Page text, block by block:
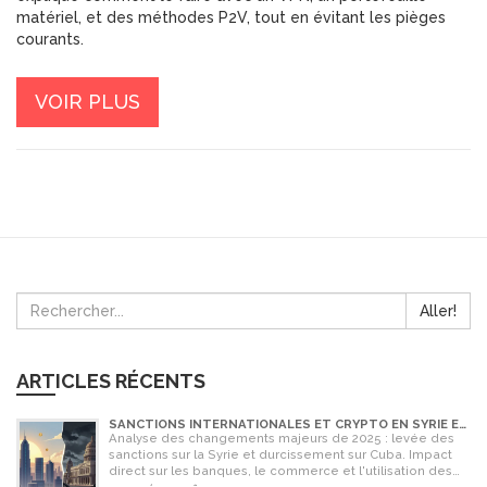
matériel, et des méthodes P2V, tout en évitant les pièges
courants.
VOIR PLUS
Aller!
ARTICLES RÉCENTS
SANCTIONS INTERNATIONALES ET CRYPTO EN SYRIE ET
CUBA : L'IMPACT MAJEUR DE 2025
Analyse des changements majeurs de 2025 : levée des
sanctions sur la Syrie et durcissement sur Cuba. Impact
direct sur les banques, le commerce et l'utilisation des